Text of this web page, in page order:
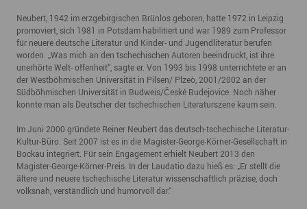
Neubert, 1942 im erzgebirgischen Brünlos geboren, hatte 1972 in Leipzig
promoviert, sich 1981 in Potsdam habilitiert und war 1989 zum Professor
für neuere deutsche Literatur und Kinder- und Jugendliteratur berufen
worden. „Was mich an den tschechischen Autoren beeindruckt, ist ihre
unerhörte Welt- offenheit“, sagte er. Von 1993 bis 1998 unterrichtete er an
der Westböhmischen Universität in Pilsen/ Plzeò, 2001/2002 an der
Südböhmischen Universität in Budweis/České Budejovice. Noch näher
konnte man als Deutscher der tschechischen Literaturszene kaum sein.
Im Juni 2000 gründete Reiner Neubert das deutsch-tschechische Literatur-
Kultur-Büro. Seit 2007 ist es in die Magister-George-Körner-Gesellschaft in
Bockau integriert. Für sein Engagement erhielt Neubert 2013 den
Magister-George-Körner-Preis. In der Laudatio dazu hieß es: „Er stellt die
ältere und neuere tschechische Literatur wissenschaftlich präzise, doch
volksnah, verständlich und humorvoll dar.“